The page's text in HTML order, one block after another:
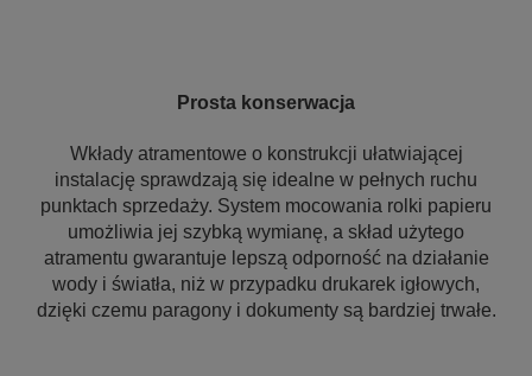
Prosta konserwacja
Wkłady atramentowe o konstrukcji ułatwiającej
instalację sprawdzają się idealne w pełnych ruchu
punktach sprzedaży. System mocowania rolki papieru
umożliwia jej szybką wymianę, a skład użytego
atramentu gwarantuje lepszą odporność na działanie
wody i światła, niż w przypadku drukarek igłowych,
dzięki czemu paragony i dokumenty są bardziej trwałe.